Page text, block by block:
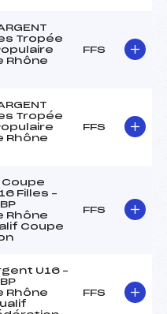
Tropée
Rhône
FFS
Tropée
Rhône
FFS
Coupe
Filles –
Rhône
Coupe
FFS
U16 –
Rhône
FFS